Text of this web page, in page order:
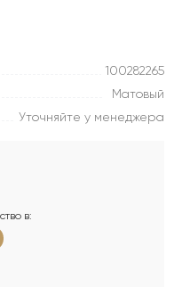
100282265
Матовый
Уточняйте у менеджера
в: